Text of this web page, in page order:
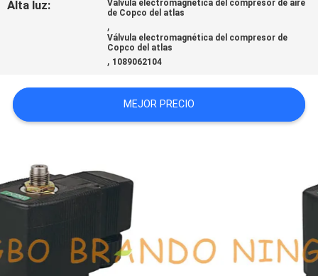
UNA CITA
MAPA
SITIO
POLÍTICA
DE
PRIVACIDAD
Alta luz:
Válvula electromagnética del compresor de aire
de Copco del atlas
,
Válvula electromagnética del compresor de
Copco del atlas
, 1089062104
MEJOR PRECIO